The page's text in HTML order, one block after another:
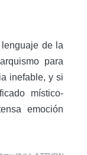
de la
para
inefable, y si
místico-
emoción